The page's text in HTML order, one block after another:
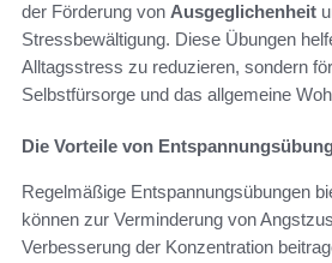
der Förderung von Ausgeglichenheit
Stressbewältigung. Diese Übungen
Alltagsstress zu reduzieren, sondern
Selbstfürsorge und das allgemeine
Die Vorteile von
Regelmäßige Entspannungsübungen
können zur Verminderung von
Verbesserung der Konzentration